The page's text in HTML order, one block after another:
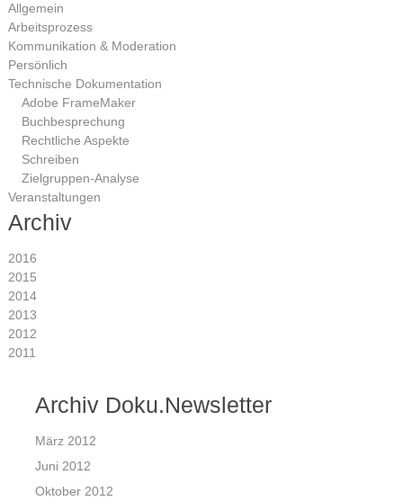
Allgemein
Arbeitsprozess
Kommunikation & Moderation
Persönlich
Technische Dokumentation
Adobe FrameMaker
Buchbesprechung
Rechtliche Aspekte
Schreiben
Zielgruppen-Analyse
Veranstaltungen
Archiv
2016
2015
2014
2013
2012
2011
Archiv Doku.Newsletter
März 2012
Juni 2012
Oktober 2012